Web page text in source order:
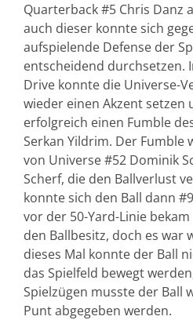
Quarterback #5 Chris Danz
auch dieser konnte sich
aufspielende Defense der
entscheidend durchsetzen.
Drive konnte die Universe-
wieder einen Akzent setzen
erfolgreich einen Fumble
Serkan Yildrim. Der Fumble
von Universe #52 Dominik
Scherf, die den Ballverlust
konnte sich den Ball dann
vor der 50-Yard-Linie
den Ballbesitz, doch es war
dieses Mal konnte der Ball
das Spielfeld bewegt
Spielzügen musste der Ball
Punt abgegeben werden.